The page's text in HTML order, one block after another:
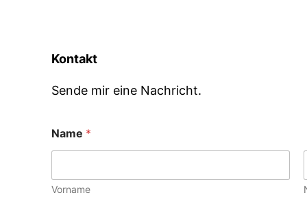
springenKontakt
Sende mir eine Nachricht.
Name *
Vorname